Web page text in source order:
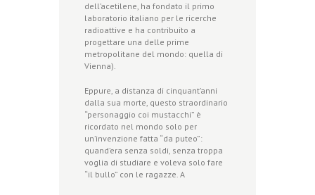
dell’acetilene, ha fondato il primo
laboratorio italiano per le ricerche
radioattive e ha contribuito a
progettare una delle prime
metropolitane del mondo: quella di
Vienna).
Eppure, a distanza di cinquant’anni
dalla sua morte, questo straordinario
“personaggio coi mustacchi” è
ricordato nel mondo solo per
un’invenzione fatta “da puteo”:
quand’era senza soldi, senza troppa
voglia di studiare e voleva solo fare
“il bullo” con le ragazze. A